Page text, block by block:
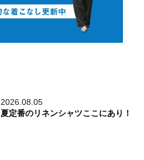
2026.08.05
夏定番のリネンシャツここにあり！